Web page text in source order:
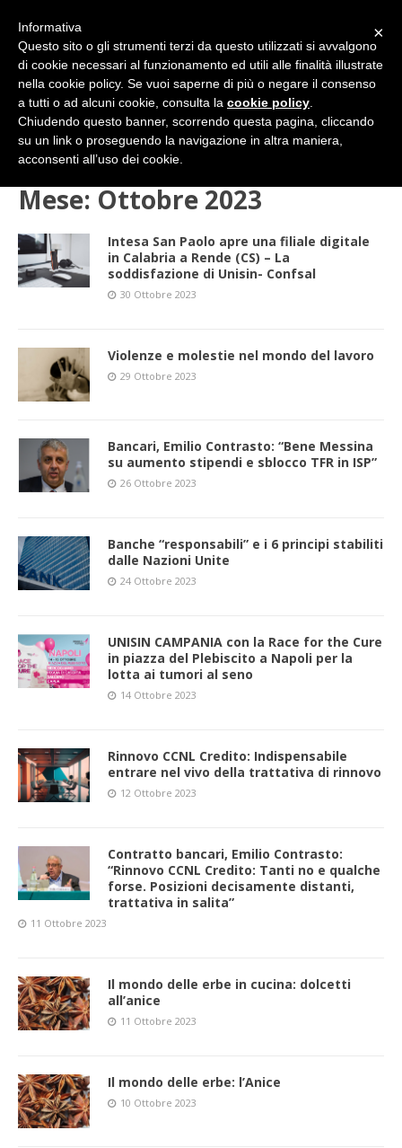
2023 Ottobre
Mese: Ottobre 2023
Intesa San Paolo apre una filiale digitale
in Calabria a Rende (CS) – La
soddisfazione di Unisin- Confsal
30 Ottobre 2023
Violenze e molestie nel mondo del lavoro
29 Ottobre 2023
Bancari, Emilio Contrasto: “Bene Messina
su aumento stipendi e sblocco TFR in ISP”
26 Ottobre 2023
Banche “responsabili” e i 6 principi stabiliti
dalle Nazioni Unite
24 Ottobre 2023
UNISIN CAMPANIA con la Race for the Cure
in piazza del Plebiscito a Napoli per la
lotta ai tumori al seno
14 Ottobre 2023
Rinnovo CCNL Credito: Indispensabile
entrare nel vivo della trattativa di rinnovo
12 Ottobre 2023
Contratto bancari, Emilio Contrasto:
“Rinnovo CCNL Credito: Tanti no e qualche
forse. Posizioni decisamente distanti,
trattativa in salita”
11 Ottobre 2023
Il mondo delle erbe in cucina: dolcetti
all’anice
11 Ottobre 2023
Il mondo delle erbe: l’Anice
10 Ottobre 2023
×
Informativa
Questo sito o gli strumenti terzi da questo utilizzati si avvalgono
di cookie necessari al funzionamento ed utili alle finalità illustrate
nella cookie policy. Se vuoi saperne di più o negare il consenso
a tutti o ad alcuni cookie, consulta la cookie policy
Chiudendo questo banner, scorrendo questa pagina, cliccando
su un link o proseguendo la navigazione in altra maniera,
acconsenti all’uso dei cookie.